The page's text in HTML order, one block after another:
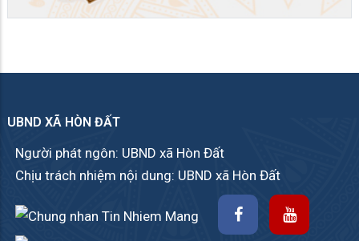
UBND XÃ HÒN ĐẤT
Người phát ngôn: UBND xã Hòn Đất
Chịu trách nhiệm nội dung: UBND xã Hòn Đất